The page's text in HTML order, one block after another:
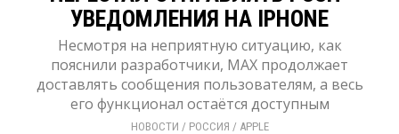
УВЕДОМЛЕНИЯ НА IPHONE
Несмотря на неприятную ситуацию, как
пояснили разработчики, MAX продолжает
доставлять сообщения пользователям, а весь
его функционал остаётся доступным
НОВОСТИ / РОССИЯ / APPLE